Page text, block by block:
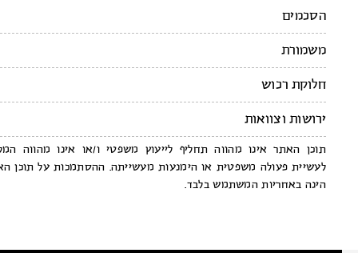
הסכמים
משמורת
חלוקת רכוש
ירושות וצוואות
תוכן האתר אינו מהווה תחליף לייעוץ משפטי ו/או אינו מהווה המלצה
לעשיית פעולה משפטית או הימנעות מעשייתה. ההסתמכות על תוכן האתר
הינה באחריות המשתמש בלבד.